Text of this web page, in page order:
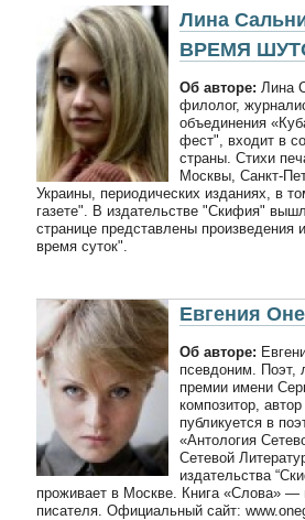
Лина
ВРЕМЯ
Об авторе: Лина
филолог,
объединения
фест", входит в
страны. Стихи
Москвы, Санкт-
Украины, периодических изданиях, в
газете". В издательстве "Скифия"
странице представлены произведения
время суток".
Евгения
Об авторе:
псевдоним. Поэт,
премии имени
композитор,
публикуется в
«Антология
Сетевой
издательства
проживает в Москве. Книга «Слова» —
писателя. Официальный сайт: